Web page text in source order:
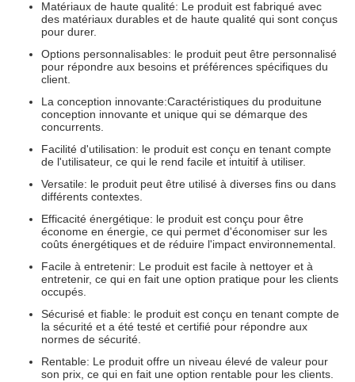
Matériaux de haute qualité: Le produit est fabriqué avec
des matériaux durables et de haute qualité qui sont conçus
pour durer.
Options personnalisables: le produit peut être personnalisé
pour répondre aux besoins et préférences spécifiques du
client.
La conception innovante:Caractéristiques du produitune
conception innovante et unique qui se démarque des
concurrents.
Facilité d'utilisation: le produit est conçu en tenant compte
de l'utilisateur, ce qui le rend facile et intuitif à utiliser.
Versatile: le produit peut être utilisé à diverses fins ou dans
différents contextes.
Efficacité énergétique: le produit est conçu pour être
économe en énergie, ce qui permet d'économiser sur les
coûts énergétiques et de réduire l'impact environnemental.
Facile à entretenir: Le produit est facile à nettoyer et à
entretenir, ce qui en fait une option pratique pour les clients
occupés.
Sécurisé et fiable: le produit est conçu en tenant compte de
la sécurité et a été testé et certifié pour répondre aux
normes de sécurité.
Rentable: Le produit offre un niveau élevé de valeur pour
son prix, ce qui en fait une option rentable pour les clients.